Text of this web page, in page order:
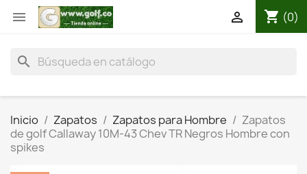
 shopping_cart (0)

search
Inicio Zapatos Zapatos para Hombre
Zapatos
de golf Callaway 10M-43 Chev TR Negros Hombre con
spikes